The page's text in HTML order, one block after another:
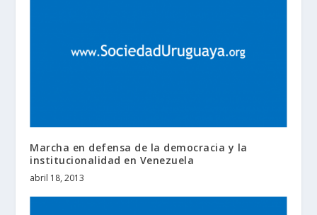
Marcha en defensa de la democracia y la
institucionalidad en Venezuela
abril 18, 2013